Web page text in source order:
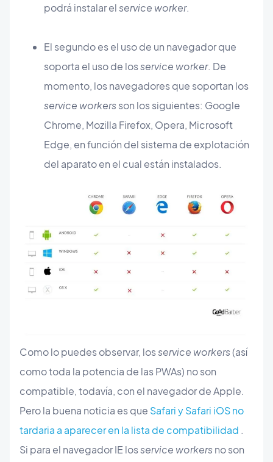
podrá instalar elservice worker.
El segundo es el uso de un navegador que
soporta el uso de losservice worker. De
momento, los navegadores que soportan los
service workers son los siguientes: Google
Chrome, Mozilla Firefox, Opera, Microsoft
Edge, en función del sistema de explotación
del aparato en el cual están instalados.
Como lo puedes observar, losservice workers(así
como toda la potencia de las PWAs) no son
compatible, todavía, con el navegador de Apple.
Pero la buena noticia es que Safari y Safari iOS no
tardaria a aparecer en la lista de compatibilidad .
Si para el navegador IE losservice workers no son